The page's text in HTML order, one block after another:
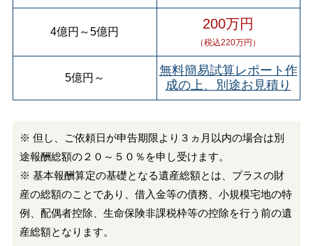
4億円 ～5億円 200万円
（税込220万円）
5億円 ～
無料簡易試算レポート作
成の上、別途お見積り
※ 但し、ご依頼日が申告期限より３ヵ月以内の場合は別
途報酬総額の２０～５０％を申し受けます。
※ 基本報酬算定の基礎となる遺産総額とは、プラスの財
産の総額のことであり、借入金等の債務、小規模宅地の特
例、配偶者控除、生命保険非課税枠等の控除を行う前の遺
産総額となります。